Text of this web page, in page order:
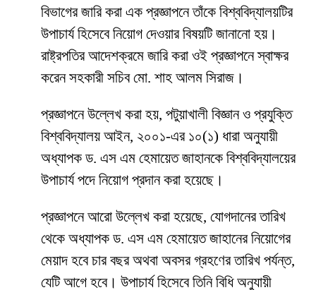
বিভাগের জারি করা এক প্রজ্ঞাপনে তাঁকে বিশ্ববিদ্যালয়টির
উপাচার্য হিসেবে নিয়োগ দেওয়ার বিষয়টি জানানো হয়।
রাষ্ট্রপতির আদেশক্রমে জারি করা ওই প্রজ্ঞাপনে স্বাক্ষর
করেন সহকারী সচিব মো. শাহ আলম সিরাজ।
প্রজ্ঞাপনে উল্লেখ করা হয়, পটুয়াখালী বিজ্ঞান ও প্রযুক্তি
বিশ্ববিদ্যালয় আইন, ২০০১-এর ১০(১) ধারা অনুযায়ী
অধ্যাপক ড. এস এম হেমায়েত জাহানকে বিশ্ববিদ্যালয়ের
উপাচার্য পদে নিয়োগ প্রদান করা হয়েছে।
প্রজ্ঞাপনে আরো উল্লেখ করা হয়েছে, যোগদানের তারিখ
থেকে অধ্যাপক ড. এস এম হেমায়েত জাহানের নিয়োগের
মেয়াদ হবে চার বছর অথবা অবসর গ্রহণের তারিখ পর্যন্ত,
যেটি আগে হবে। উপাচার্য হিসেবে তিনি বিধি অনুযায়ী